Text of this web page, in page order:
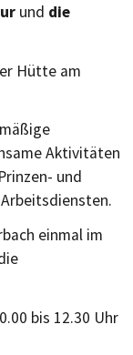
und die
Hütte am
Aktivitäten
und
einmal im
bis 12.30 Uhr